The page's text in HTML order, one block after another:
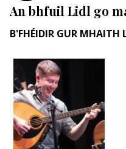
An bhfuil Lidl go
B'FHÉIDIR GUR MHAITH